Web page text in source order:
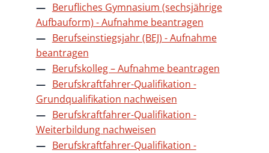
Berufliches Gymnasium (sechsjährige
Aufbauform) - Aufnahme beantragen
Berufseinstiegsjahr (BEJ) - Aufnahme
beantragen
Berufskolleg – Aufnahme beantragen
Berufskraftfahrer-Qualifikation -
Grundqualifikation nachweisen
Berufskraftfahrer-Qualifikation -
Weiterbildung nachweisen
Berufskraftfahrer-Qualifikation -